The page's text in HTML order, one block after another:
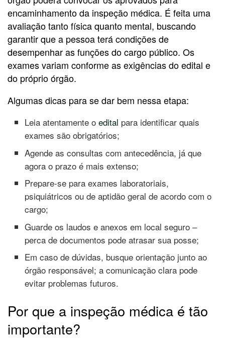
encaminhamento da inspeção médica. É feita uma
avaliação tanto física quanto mental, buscando
garantir que a pessoa terá condições de
desempenhar as funções do cargo público. Os
exames variam conforme as exigências do edital e
do próprio órgão.
Algumas dicas para se dar bem nessa etapa:
Leia atentamente oedital para identificar quais
exames são obrigatórios;
Agende as consultas com antecedência, já que
agora o prazo é mais extenso;
Prepare-se para exames laboratoriais,
psiquiátricos ou de aptidão geral de acordo com o
cargo;
Guarde os laudos e anexos em local seguro –
perca de documentos pode atrasar sua posse;
Em caso de dúvidas, busque orientação junto ao
órgão responsável; a comunicação clara pode
evitar problemas futuros.
Por que a inspeção médica é tão
importante?